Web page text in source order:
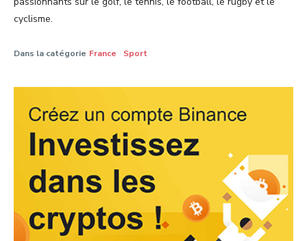
cyclisme.
Dans la catégorie France Sport